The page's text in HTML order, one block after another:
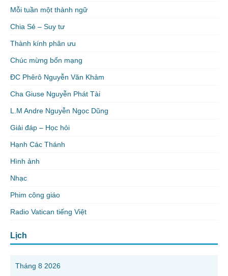
Mỗi tuần một thành ngữ
Chia Sẻ – Suy tư
Thành kính phân ưu
Chúc mừng bổn mạng
ĐC Phêrô Nguyễn Văn Khảm
Cha Giuse Nguyễn Phát Tài
L.M Andre Nguyễn Ngọc Dũng
Giải đáp – Học hỏi
Hạnh Các Thánh
Hình ảnh
Nhạc
Phim công giáo
Radio Vatican tiếng Việt
Lịch
Tháng 8 2026